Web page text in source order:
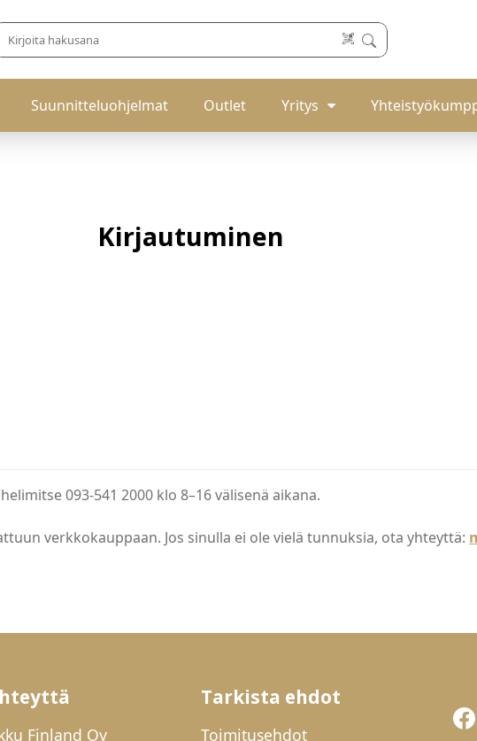
Suunnitteluohjelmat Outlet Yritys
Kirjautuminen
093-541 2000 klo 8–16 välisenä aikana.
verkkokauppaan. Jos sinulla ei ole vielä tunnuksia, ota yhteyttä:
Finland Oy
Tarkista ehdot
Toimitusehdot